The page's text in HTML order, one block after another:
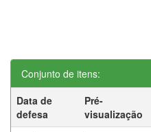
Conjunto de itens:
Data de
defesa
Pré-
visualização